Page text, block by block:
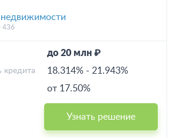
недвижимости
436
до 20 млн ₽
18.314% - 21.943%
кредита
от 17.50%
Узнать решение